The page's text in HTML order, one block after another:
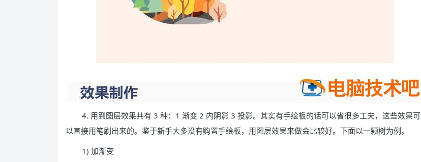
4. 用到图层效果共有 3 种：1 渐变 2 内阴影 3 投影。其实有手绘板的话可以省很多工夫，这些效果可
以直接用笔刷出来的。鉴于新手大多没有购置手绘板，用图层效果来做会比较好。下面以一颗树为例。
1) 加渐变